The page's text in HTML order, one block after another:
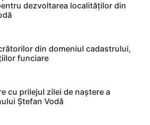
dezvoltarea localităților din
din domeniul cadastrului,
funciare
cu prilejul zilei de naștere a
Ștefan Vodă